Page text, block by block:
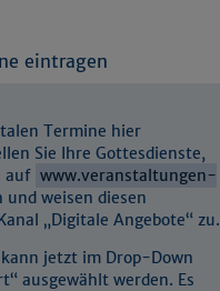
eintragen
Termine hier
Sie Ihre Gottesdienste,
auf www.veranstaltungen-
und weisen diesen
„Digitale Angebote“ zu.
jetzt im Drop-Down
ausgewählt werden. Es